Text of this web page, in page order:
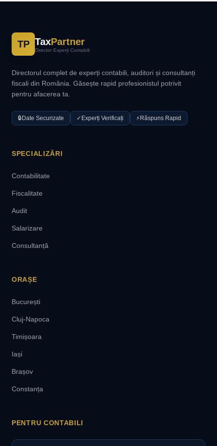
TP TaxPartner
Director Experți Contabili
Directorul complet de experți contabili, auditori și consultanți
fiscali din România. Găsește rapid profesionistul potrivit
pentru afacerea ta.
🔒 Date Securizate ✓ Experți Verificați ⚡ Răspuns Rapid
SPECIALIZĂRI
Contabilitate
Fiscalitate
Audit
Salarizare
Consultanță
ORAȘE
București
Cluj-Napoca
Timișoara
Iași
Brașov
Constanța
PENTRU CONTABILI